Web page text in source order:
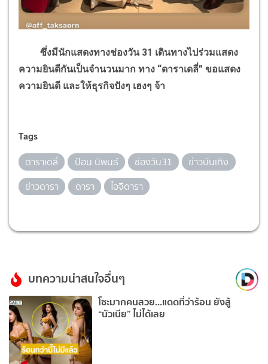
ซึ่งมีนักแสดงทางช่องวัน 31 เดินทางไปร่วมแสดง
ความยินดีกันเป็นจำนวนมาก ทาง “ดาราเดลี่” ขอแสดง
ความยินดี และให้ธุรกิจปังๆ เฮงๆ จ้า
Tags
ดาราเดลี่ ป้อน นิพนธ์ ช่องวัน31
ข่าวบันเทิง
ข่าวดารา
ดารา ไอจีดารา
บทความน่าสนใจอื่นๆ
โซะมากคนสวย...แดดที่ว่าร้อน ยังสู้
“นัวเนีย” ไม่ได้เลย